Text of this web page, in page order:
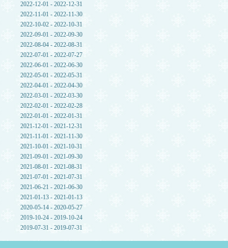
2022-12-01 - 2022-12-31
2022-11-01 - 2022-11-30
2022-10-02 - 2022-10-31
2022-09-01 - 2022-09-30
2022-08-04 - 2022-08-31
2022-07-01 - 2022-07-27
2022-06-01 - 2022-06-30
2022-05-01 - 2022-05-31
2022-04-01 - 2022-04-30
2022-03-01 - 2022-03-30
2022-02-01 - 2022-02-28
2022-01-01 - 2022-01-31
2021-12-01 - 2021-12-31
2021-11-01 - 2021-11-30
2021-10-01 - 2021-10-31
2021-09-01 - 2021-09-30
2021-08-01 - 2021-08-31
2021-07-01 - 2021-07-31
2021-06-21 - 2021-06-30
2021-01-13 - 2021-01-13
2020-05-14 - 2020-05-27
2019-10-24 - 2019-10-24
2019-07-31 - 2019-07-31